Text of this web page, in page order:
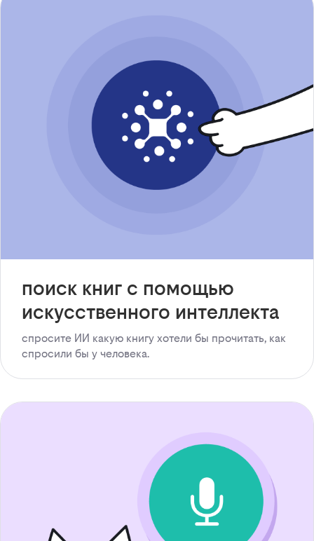
поиск книг с помощью
искусственного интеллекта
спросите ИИ какую книгу хотели бы прочитать, как
спросили бы у человека.